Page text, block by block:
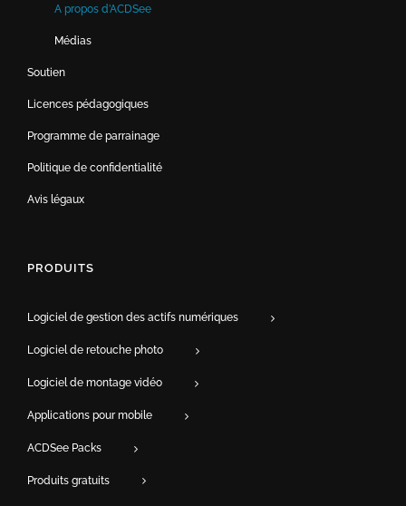
A propos d’ACDSee
Médias
Soutien
Licences pédagogiques
Programme de parrainage
Politique de confidentialité
Avis légaux
PRODUITS
Logiciel de gestion des actifs numériques
Logiciel de retouche photo
Logiciel de montage vidéo
Applications pour mobile
ACDSee Packs
Produits gratuits